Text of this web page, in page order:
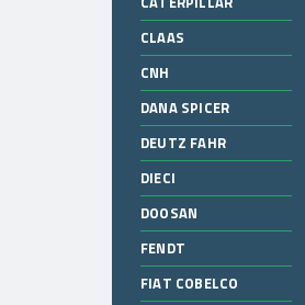
CLAAS
CNH
DANA SPICER
DEUTZ FAHR
DIECI
DOOSAN
FENDT
FIAT COBELCO